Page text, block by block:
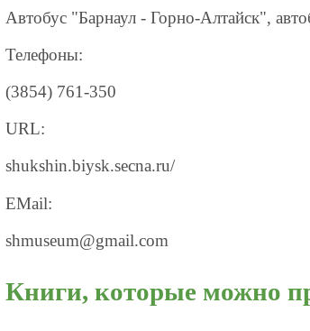
Автобус "Барнаул - Горно-Алтайск",
Телефоны:
(3854) 761-350
URL:
shukshin.biysk.secna.ru/
EMail:
shmuseum@gmail.com
Книги, которые можно